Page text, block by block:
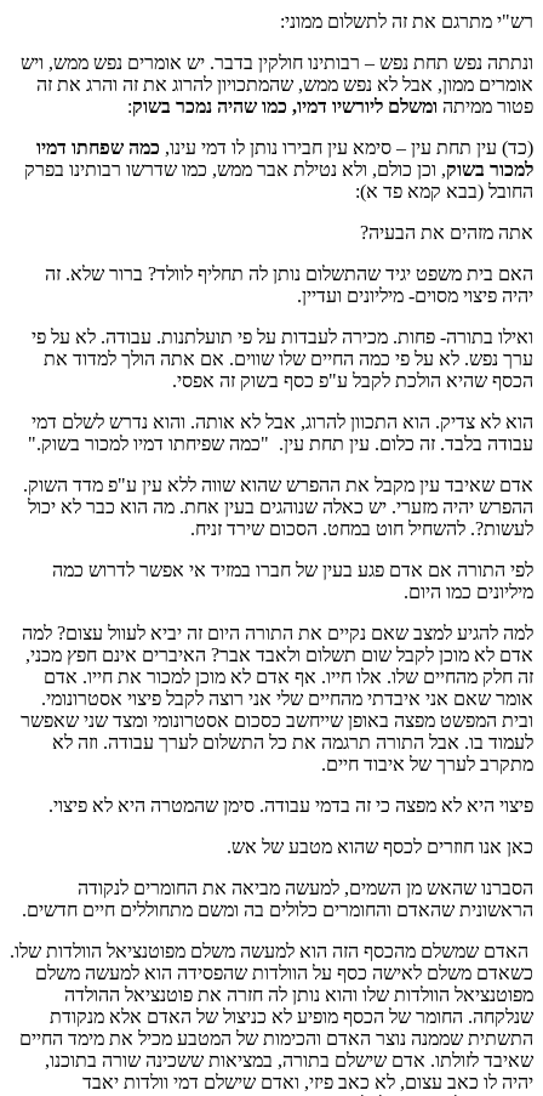
רש"י מתרגם את זה לתשלום ממוני:
ונתתה נפש תחת נפש – רבותינו חולקין בדבר. יש אומרים נפש ממש, ויש
אומרים ממון, אבל לא נפש ממש, שהמתכויון להרוג את זה והרג את זה
פטור ממיתה ומשלם ליורשיו דמיו, כמו שהיה נמכר בשוק:
(כד) עין תחת עין – סימא עין חבירו נותן לו דמי עינו, כמה שפחתו דמיו
למכור בשוק, וכן כולם, ולא נטילת אבר ממש, כמו שדרשו רבותינו בפרק
החובל (בבא קמא פד א):
אתה מזהים את הבעיה?
האם בית משפט יגיד שהתשלום נותן לה תחליף לוולד? ברור שלא. זה
יהיה פיצוי מסוים- מיליונים ועדיין.
ואילו בתורה- פחות. מכירה לעבדות על פי תועלתנות. עבודה. לא על פי
ערך נפש. לא על פי כמה החיים שלו שווים. אם אתה הולך למדוד את
הכסף שהיא הולכת לקבל ע"פ כסף בשוק זה אפסי.
הוא לא צדיק. הוא התכוון להרוג, אבל לא אותה. והוא נדרש לשלם דמי
עבודה בלבד. זה כלום. עין תחת עין. "כמה שפיחתו דמיו למכור בשוק."
אדם שאיבד עין מקבל את ההפרש שהוא שווה ללא עין ע"פ מדד השוק.
ההפרש יהיה מזערי. יש כאלה שנוהגים בעין אחת. מה הוא כבר לא יכול
לעשות?. להשחיל חוט במחט. הסכום שירד זניח.
לפי התורה אם אדם פגע בעין של חברו במזיד אי אפשר לדרוש כמה
מיליונים כמו היום.
למה להגיע למצב שאם נקיים את התורה היום זה יביא לעוול עצום? למה
אדם לא מוכן לקבל שום תשלום ולאבד אבר? האיברים אינם חפץ מכני,
זה חלק מהחיים שלו. אלו חייו. אף אדם לא מוכן למכור את חייו. אדם
אומר שאם אני איבדתי מהחיים שלי אני רוצה לקבל פיצוי אסטרונומי.
ובית המפשט מפצה באופן שייחשב כסכום אסטרונומי ומצד שני שאפשר
לעמוד בו. אבל התורה תרגמה את כל התשלום לערך עבודה. וזה לא
מתקרב לערך של איבוד חיים.
פיצוי היא לא מפצה כי זה בדמי עבודה. סימן שהמטרה היא לא פיצוי.
כאן אנו חוזרים לכסף שהוא מטבע של אש.
הסברנו שהאש מן השמים, למעשה מביאה את החומרים לנקודה
הראשונית שהאדם והחומרים כלולים בה ומשם מתחוללים חיים חדשים.
האדם שמשלם מהכסף הזה הוא למעשה משלם מפוטנציאל הוולדות שלו.
כשאדם משלם לאישה כסף על הוולדות שהפסידה הוא למעשה משלם
מפוטנציאל הוולדות שלו והוא נותן לה חזרה את פוטנציאל ההולדה
שנלקחה. החומר של הכסף מופיע לא כניצול של האדם אלא מנקודת
התשתית שממנה נוצר האדם והכימות של המטבע מכיל את מימד החיים
שאיבד לזולתו. אדם שישלם בתורה, במציאות ששכינה שורה בתוכנו,
יהיה לו כאב עצום, לא כאב פיזי, ואדם שישלם דמי וולדות יאבד